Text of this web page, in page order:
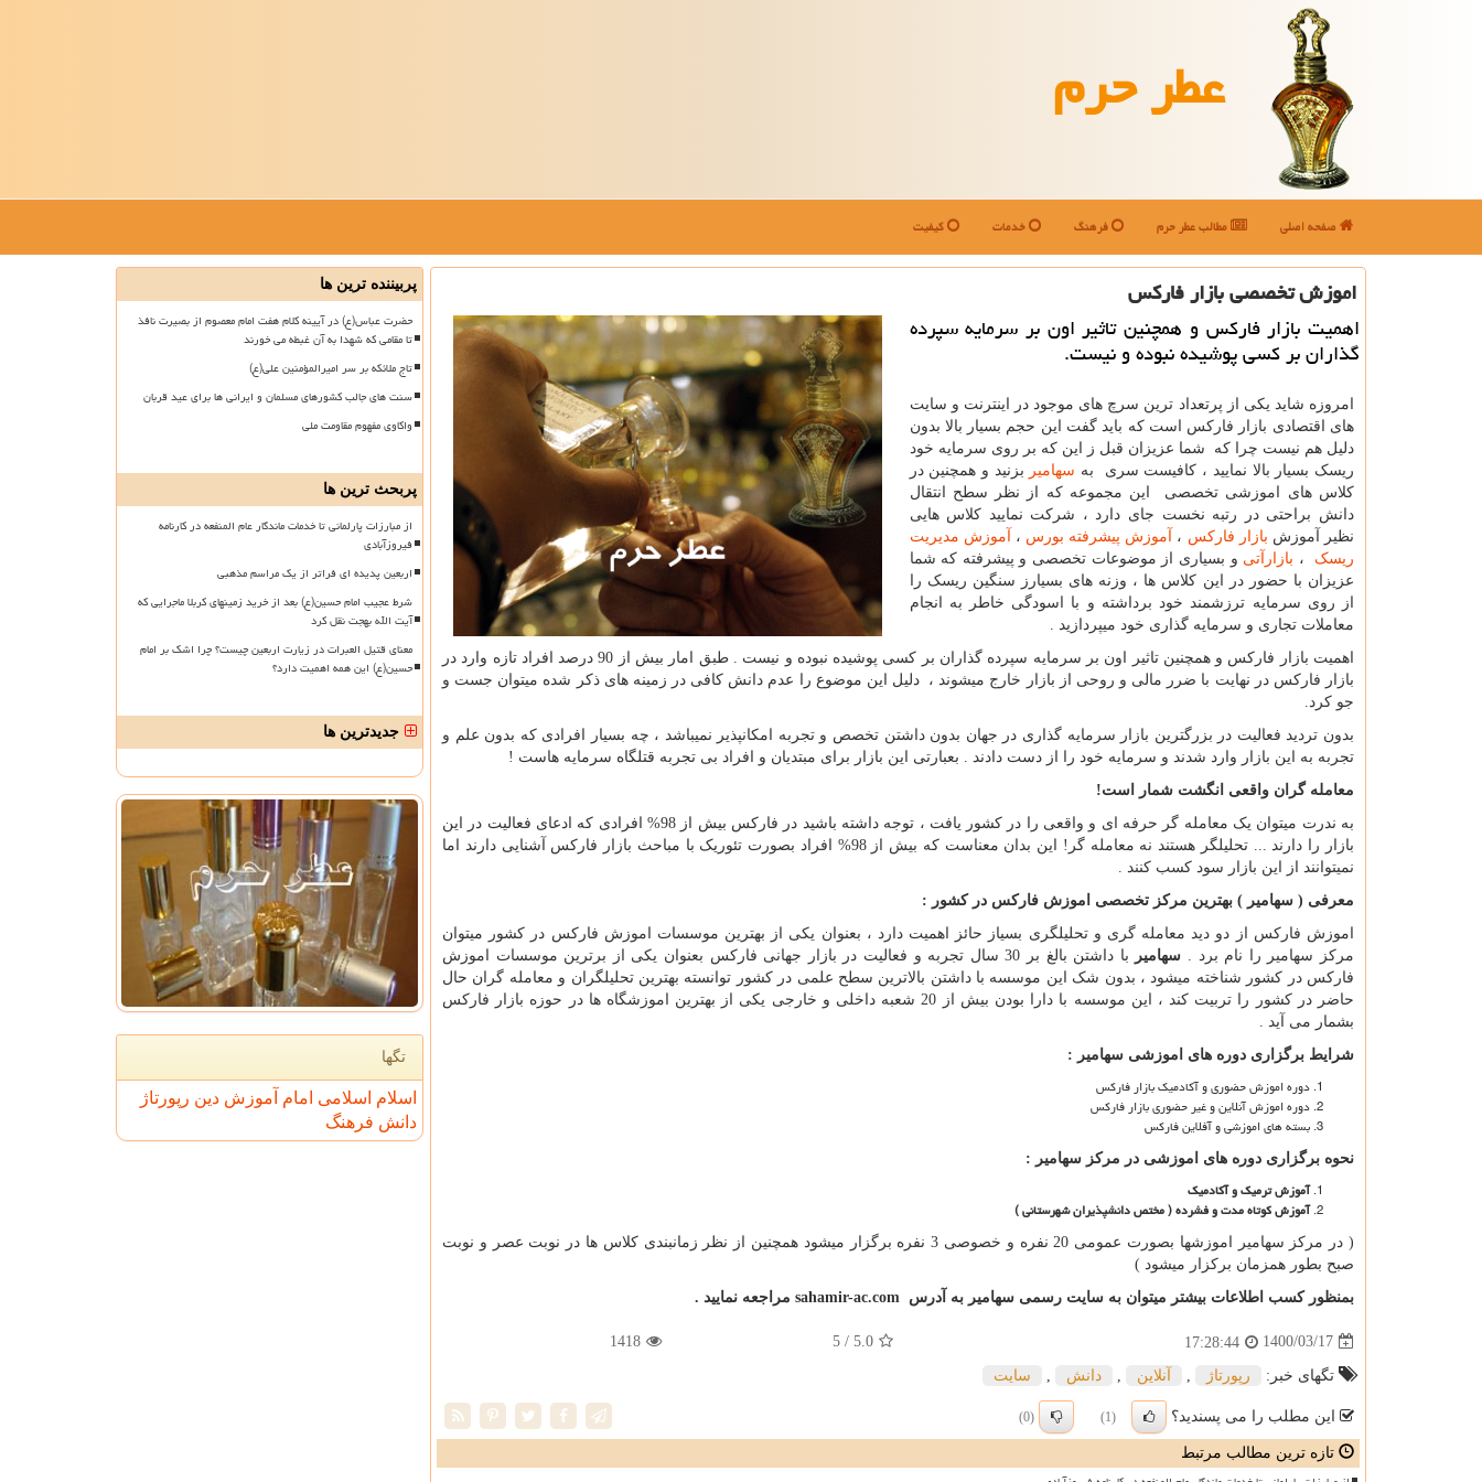
عطر حرم
صفحه اصلی مطالب عطر حرم فرهنگ خدمات کیفیت
اموزش تخصصی بازار فاركس
اهمیت بازار فاركس و همچنین تاثیر اون بر سرمایه سپرده
گذاران بر كسی پوشیده نبوده و نیست.
امروزه شاید یکی از پرتعداد ترین سرچ های موجود در اینترنت و سایت
های اقتصادی بازار فارکس است که باید گفت این حجم بسیار بالا بدون
دلیل هم نیست چرا که شما عزیزان قبل ز این که بر روی سرمایه خود
ریسک بسیار بالا نمایید ، کافیست سری به سهامیر بزنید و همچنین در
کلاس های اموزشی تخصصی این مجموعه که از نظر سطح انتقال
دانش براحتی در رتبه نخست جای دارد ، شرکت نمایید کلاس هایی
نظیر آموزش بازار فارکس ، آموزش پیشرفته بورس ،
آموزش مدیریت
ریسک
، بازارآتی و بسیاری از موضوعات تخصصی و پیشرفته که شما
عزیزان با حضور در این کلاس ها ، وزنه های بسیارز سنگین ریسک را
از روی سرمایه ترزشمند خود برداشته و با اسودگی خاطر به انجام
معاملات تجاری و سرمایه گذاری خود میپردازید .
اهمیت بازار فارکس و همچنین تاثیر اون بر سرمایه سپرده گذاران بر کسی پوشیده نبوده و نیست . طبق امار بیش از 90 درصد افراد تازه وارد در
بازار فارکس در نهایت با ضرر مالی و روحی از بازار خارج میشوند ، دلیل این موضوع را عدم دانش کافی در زمینه های ذکر شده میتوان جست و
جو کرد.
بدون تردید فعالیت در بزرگترین بازار سرمایه گذاری در جهان بدون داشتن تخصص و تجربه امکانپذیر نمیباشد ، چه بسیار افرادی که بدون علم و
تجربه به این بازار وارد شدند و سرمایه خود را از دست دادند . بعبارتی این بازار برای مبتدیان و افراد بی تجربه قتلگاه سرمایه هاست !
معامله گران واقعی انگشت شمار است!
به ندرت میتوان یک معامله گر حرفه ای و واقعی را در کشور یافت ، توجه داشته باشید در فارکس بیش از 98% افرادی که ادعای فعالیت در این
بازار را دارند ... تحلیلگر هستند نه معامله گر! این بدان معناست که بیش از 98% افراد بصورت تئوریک با مباحث بازار فارکس آشنایی دارند اما
نمیتوانند از این بازار سود کسب کنند .
معرفی ( سهامیر ) بهترین مرکز تخصصی اموزش فارکس در کشور :
اموزش فارکس از دو دید معامله گری و تحلیلگری بسیاز حائز اهمیت دارد ، بعنوان یکی از بهترین موسسات اموزش فارکس در کشور میتوان
مرکز سهامیر را نام برد . سهامیر
با داشتن بالغ بر 30 سال تجربه و فعالیت در بازار جهانی فارکس بعنوان یکی از برترین موسسات اموزش
فارکس در کشور شناخته میشود ، بدون شک این موسسه با داشتن بالاترین سطح علمی در کشور توانسته بهترین تحلیلگران و معامله گران حال
حاضر در کشور را تربیت کند ، این موسسه با دارا بودن بیش از 20 شعبه داخلی و خارجی یکی از بهترین اموزشگاه ها در حوزه بازار فارکس
بشمار می آید .
شرایط برگزاری دوره های اموزشی سهامیر :
دوره اموزش حضوری و آکادمیک بازار فارکس
دوره اموزش آنلاین و غیر حضوری بازار فارکس
بسته های اموزشی و آفلاین فارکس
نحوه برگزاری دوره های اموزشی در مرکز سهامیر :
آموزش ترمیک و آکادمیک
آموزش کوتاه مدت و فشرده ( مختص دانشپذیران شهرستانی )
( در مرکز سهامیر اموزشها بصورت عمومی 20 نفره و خصوصی 3 نفره برگزار میشود همچنین از نظر زمانبندی کلاس ها در نوبت عصر و نوبت
صبح بطور همزمان برکزار میشود )
بمنظور کسب اطلاعات بیشتر میتوان به سایت رسمی سهامیر به آدرس sahamir-ac.com مراجعه نمایید .
1400/03/17
17:28:44
5.0
/ 5
1418
تگهای خبر: رپورتاژ آنلاین دانش سایت
این مطلب را می پسندید؟ (1)
(0)
تازه ترین مطالب مرتبط
پربیننده ترین ها
حضرت عباس(ع) در آیینه کلام هفت امام معصوم از بصیرت نافذ
تا مقامی که شهدا به آن غبطه می خورند
تاج ملائکه بر سر امیرالمؤمنین علی(ع)
سنت های جالب کشورهای مسلمان و ایرانی ها برای عید قربان
واکاوی مفهوم مقاومت ملی
پربحث ترین ها
از مبارزات پارلمانی تا خدمات ماندگار عام المنفعه در کارنامه
فیروزآبادی
اربعین پدیده ای فراتر از یک مراسم مذهبی
شرط عجیب امام حسین(ع) بعد از خرید زمینهای کربلا ماجرایی که
آیت الله بهجت نقل کرد
معنای قتیل العبرات در زیارت اربعین چیست؟ چرا اشک بر امام
حسین(ع) این همه اهمیت دارد؟
جدیدترین ها
تگها
اسلام اسلامی امام آموزش دین رپورتاژ
دانش فرهنگ